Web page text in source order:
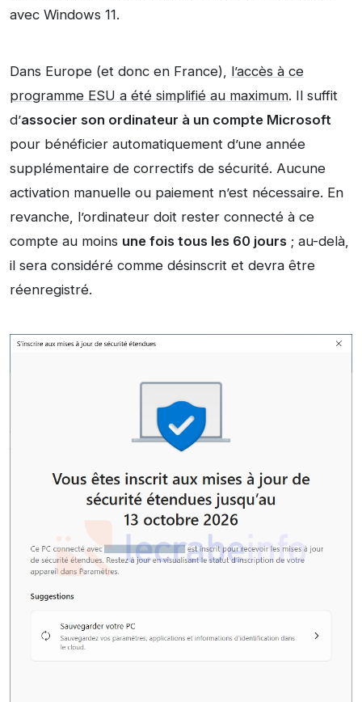
avec Windows 11.
Dans Europe (et donc en France), l’accès à ce
programme ESU a été simplifié au maximum. Il suffit
d’associer son ordinateur à un compte Microsoft
pour bénéficier automatiquement d’une année
supplémentaire de correctifs de sécurité. Aucune
activation manuelle ou paiement n’est nécessaire. En
revanche, l’ordinateur doit rester connecté à ce
compte au moins une fois tous les 60 jours ; au-delà,
il sera considéré comme désinscrit et devra être
réenregistré.